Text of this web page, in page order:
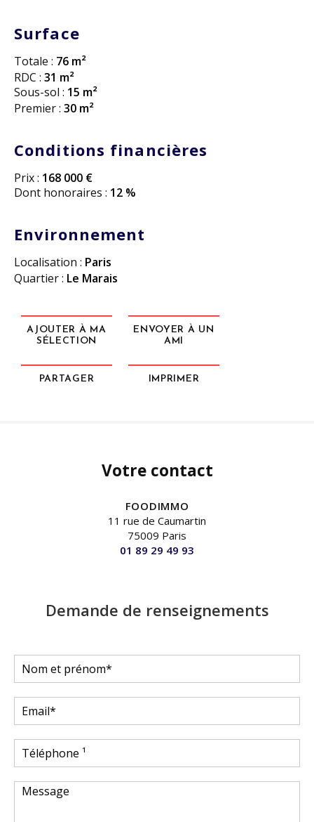
Surface
Totale : 76 m²
RDC : 31 m²
Sous-sol : 15 m²
Premier : 30 m²
Conditions financières
Prix : 168 000 €
Dont honoraires : 12 %
Environnement
Localisation : Paris
Quartier : Le Marais
AJOUTER À MA
SÉLECTION
ENVOYER À UN
AMI
PARTAGER IMPRIMER
Votre contact
FOODIMMO
11 rue de Caumartin
75009 Paris
01 89 29 49 93
Demande de renseignements